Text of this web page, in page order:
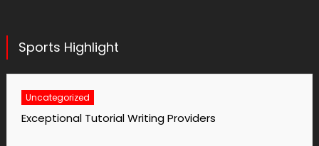
Sports Highlight
Uncategorized
No1 Essay Writing Service Grabmyessay Com